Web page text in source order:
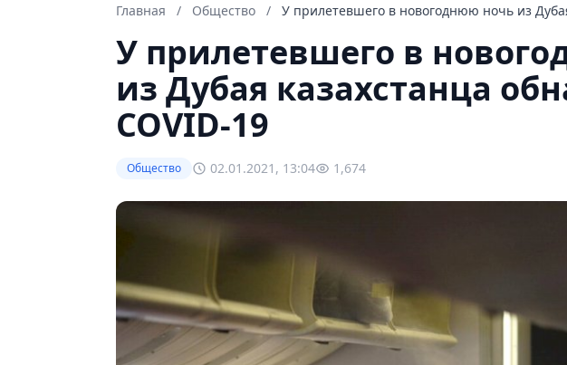
Главная / Общество / У прилетевшего в новогоднюю ночь из
У прилетевшего в
из Дубая казахстанца
COVID-19
Общество 02.01.2021, 13:04 1,674